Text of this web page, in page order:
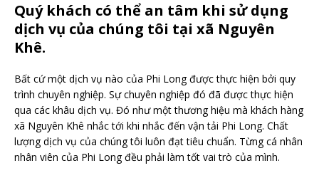
Quý khách có thể an tâm khi sử dụng
dịch vụ của chúng tôi tại xã Nguyên
Khê.
Bất cứ một dịch vụ nào của Phi Long được thực hiện bởi quy
trình chuyên nghiệp. Sự chuyên nghiệp đó đã được thực hiện
qua các khâu dịch vụ. Đó như một thương hiệu mà khách hàng
xã Nguyên Khê nhắc tới khi nhắc đến vận tải Phi Long. Chất
lượng dịch vụ của chúng tôi luôn đạt tiêu chuẩn. Từng cá nhân
nhân viên của Phi Long đều phải làm tốt vai trò của mình.